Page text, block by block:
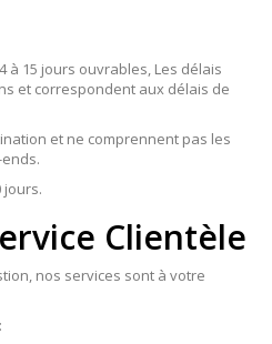
à 15 jours ouvrables, Les délais
et correspondent aux délais de
et ne comprennent pas les
jours.
Clientèle
nos services sont à votre